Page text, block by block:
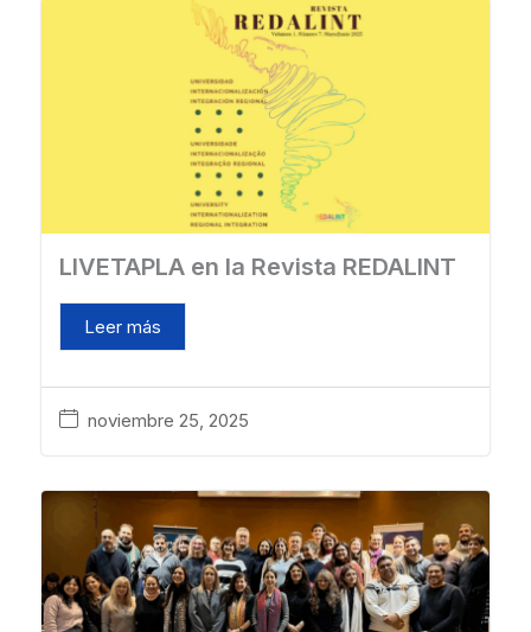
LIVETAPLA en la Revista REDALINT
noviembre 25, 2025
Leer más